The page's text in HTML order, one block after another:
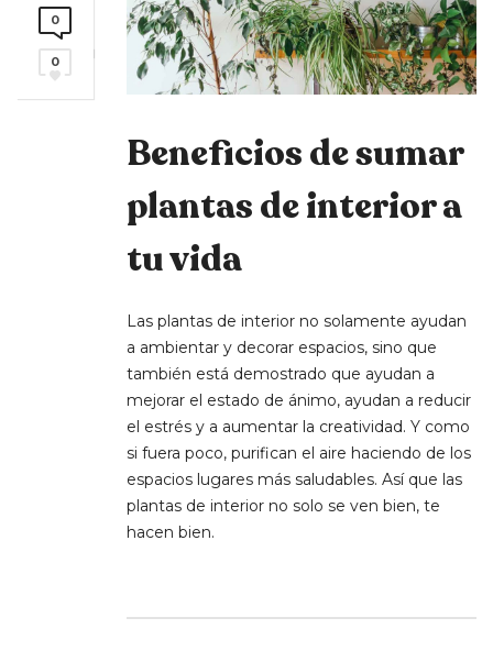
0
0
Beneficios de sumar
plantas de interior a
tu vida
Las plantas de interior no solamente ayudan
a ambientar y decorar espacios, sino que
también está demostrado que ayudan a
mejorar el estado de ánimo, ayudan a reducir
el estrés y a aumentar la creatividad. Y como
si fuera poco, purifican el aire haciendo de los
espacios lugares más saludables. Así que las
plantas de interior no solo se ven bien, te
hacen bien.